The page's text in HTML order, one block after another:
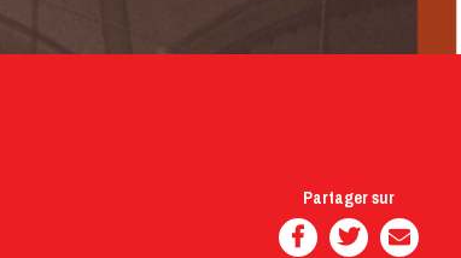
Partager sur